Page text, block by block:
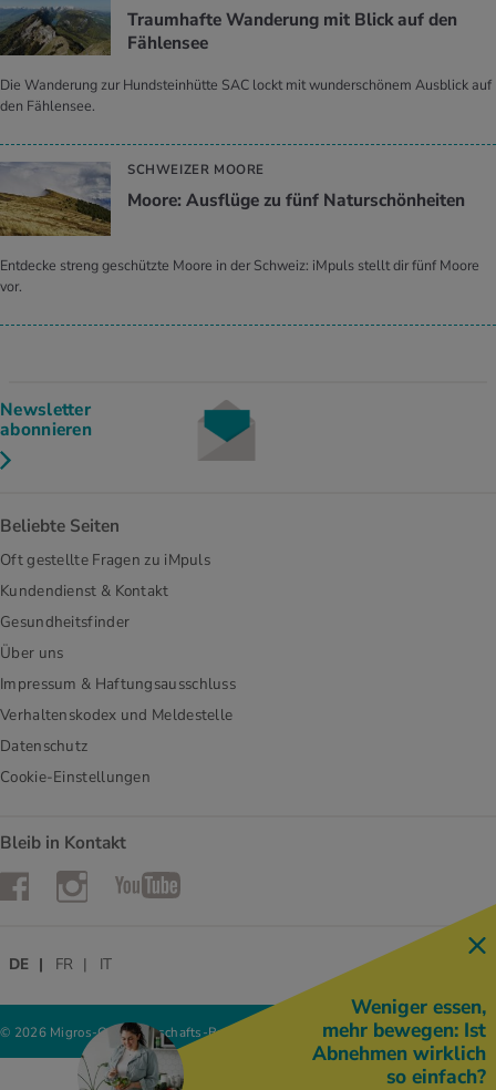
Traumhafte Wanderung mit Blick auf den
Fählensee
Die Wanderung zur Hundsteinhütte SAC lockt mit wunderschönem Ausblick auf
den Fählensee.
SCHWEIZER MOORE
Moore: Ausflüge zu fünf Naturschönheiten
Entdecke streng geschützte Moore in der Schweiz: iMpuls stellt dir fünf Moore
vor.
Newsletter
abonnieren
Beliebte Seiten
Oft gestellte Fragen zu iMpuls
Kundendienst & Kontakt
Gesundheitsfinder
Über uns
Impressum & Haftungsausschluss
Verhaltenskodex und Meldestelle
Datenschutz
Cookie-Einstellungen
Bleib in Kontakt
FacebookInstagramYouTube
© 2026 Migros-Genossenschafts-Bund
DE FR IT
Weniger essen,
mehr bewegen: Ist
Abnehmen wirklich
so einfach?